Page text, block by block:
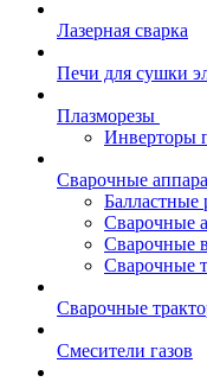
Лазерная сварка
Печи для сушки
Плазморезы
Инверторы
Сварочные
Балластные
Сварочные
Сварочные
Сварочные
Сварочные
Смесители газов